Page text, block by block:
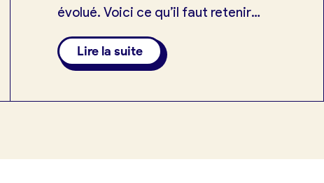
évolué. Voici ce qu’il faut retenir
selon la taille de votre entreprise.
Lire la suite